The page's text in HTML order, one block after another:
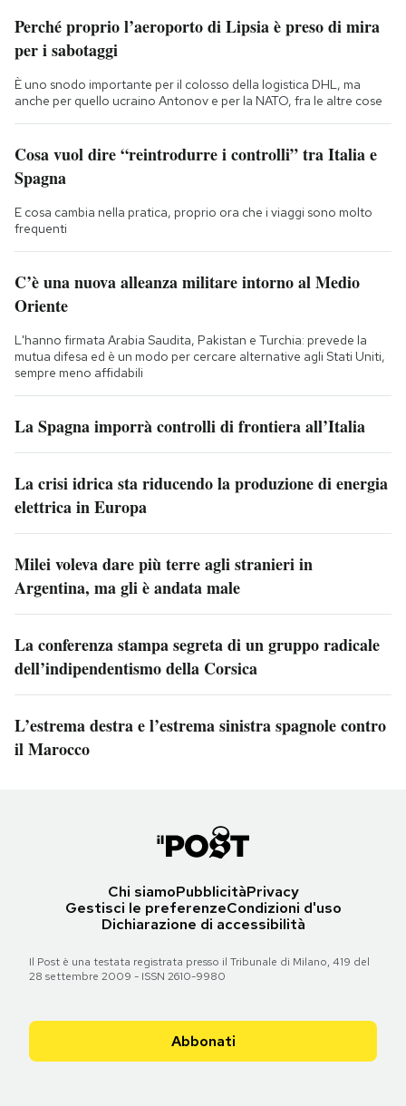
Perché proprio l’aeroporto di Lipsia è preso di mira
per i sabotaggi
È uno snodo importante per il colosso della logistica DHL, ma
anche per quello ucraino Antonov e per la NATO, fra le altre cose
Cosa vuol dire “reintrodurre i controlli” tra Italia e
Spagna
E cosa cambia nella pratica, proprio ora che i viaggi sono molto
frequenti
C’è una nuova alleanza militare intorno al Medio
Oriente
L'hanno firmata Arabia Saudita, Pakistan e Turchia: prevede la
mutua difesa ed è un modo per cercare alternative agli Stati Uniti,
sempre meno affidabili
La Spagna imporrà controlli di frontiera all’Italia
La crisi idrica sta riducendo la produzione di energia
elettrica in Europa
Milei voleva dare più terre agli stranieri in
Argentina, ma gli è andata male
La conferenza stampa segreta di un gruppo radicale
dell’indipendentismo della Corsica
L’estrema destra e l’estrema sinistra spagnole contro
il Marocco
Chi siamoPubblicitàPrivacy
Gestisci le preferenzeCondizioni d'uso
Dichiarazione di accessibilità
Il Post è una testata registrata presso il Tribunale di Milano, 419 del
28 settembre 2009 - ISSN 2610-9980
Abbonati